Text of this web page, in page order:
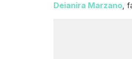
Deianira Marzano,